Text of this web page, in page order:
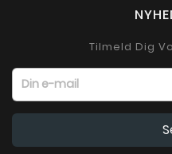
Tilmeld Dig